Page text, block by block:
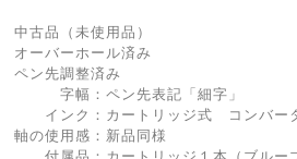
中古品（未使用品）
オーバーホール済み
ペン先調整済み
字幅：ペン先表記「細字」
インク：カートリッジ式 コンバー
軸の使用感：新品同様